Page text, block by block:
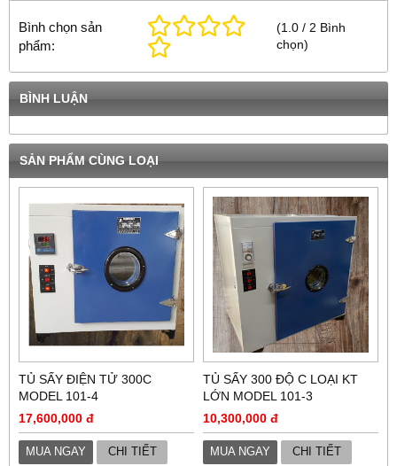
Bình chọn sản
phẩm:
(1.0 / 2 Bình
chọn)
BÌNH LUẬN
SẢN PHẨM CÙNG LOẠI
TỦ SẤY ĐIỆN TỬ 300C
MODEL 101-4
17,600,000 đ
CHI TIẾT
MUA NGAY
TỦ SẤY 300 ĐỘ C LOẠI KT
LỚN MODEL 101-3
10,300,000 đ
CHI TIẾT
MUA NGAY